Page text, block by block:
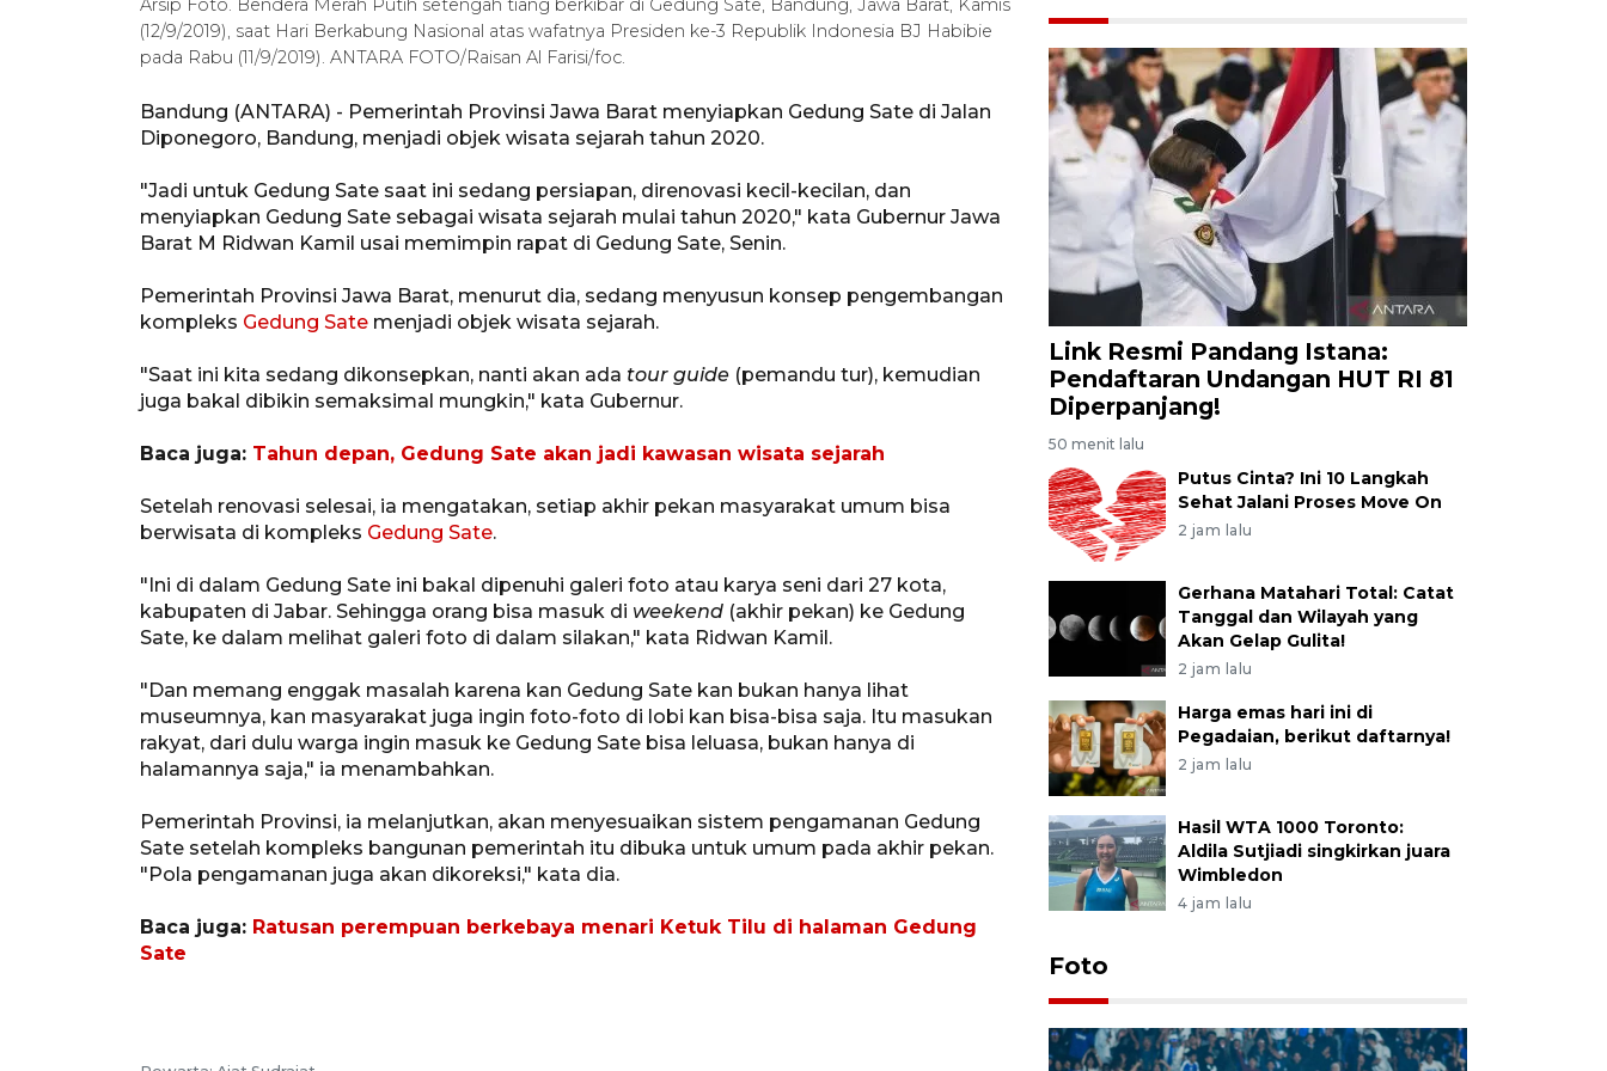
Arsip Foto. Bendera Merah Putih setengah tiang berkibar di Gedung Sate, Bandung, Jawa Barat, Kamis
(12/9/2019), saat Hari Berkabung Nasional atas wafatnya Presiden ke-3 Republik Indonesia BJ Habibie
pada Rabu (11/9/2019). ANTARA FOTO/Raisan Al Farisi/foc.
Bandung (ANTARA) - Pemerintah Provinsi Jawa Barat menyiapkan Gedung Sate di Jalan
Diponegoro, Bandung, menjadi objek wisata sejarah tahun 2020.
"Jadi untuk Gedung Sate saat ini sedang persiapan, direnovasi kecil-kecilan, dan
menyiapkan Gedung Sate sebagai wisata sejarah mulai tahun 2020," kata Gubernur Jawa
Barat M Ridwan Kamil usai memimpin rapat di Gedung Sate, Senin.
Pemerintah Provinsi Jawa Barat, menurut dia, sedang menyusun konsep pengembangan
kompleks Gedung Sate menjadi objek wisata sejarah.
"Saat ini kita sedang dikonsepkan, nanti akan ada tour guide (pemandu tur), kemudian
juga bakal dibikin semaksimal mungkin," kata Gubernur.
Baca juga: Tahun depan, Gedung Sate akan jadi kawasan wisata sejarah
Setelah renovasi selesai, ia mengatakan, setiap akhir pekan masyarakat umum bisa
berwisata di kompleks Gedung Sate.
"Ini di dalam Gedung Sate ini bakal dipenuhi galeri foto atau karya seni dari 27 kota,
kabupaten di Jabar. Sehingga orang bisa masuk di weekend (akhir pekan) ke Gedung
Sate, ke dalam melihat galeri foto di dalam silakan," kata Ridwan Kamil.
"Dan memang enggak masalah karena kan Gedung Sate kan bukan hanya lihat
museumnya, kan masyarakat juga ingin foto-foto di lobi kan bisa-bisa saja. Itu masukan
rakyat, dari dulu warga ingin masuk ke Gedung Sate bisa leluasa, bukan hanya di
halamannya saja," ia menambahkan.
Pemerintah Provinsi, ia melanjutkan, akan menyesuaikan sistem pengamanan Gedung
Sate setelah kompleks bangunan pemerintah itu dibuka untuk umum pada akhir pekan.
"Pola pengamanan juga akan dikoreksi," kata dia.
Baca juga: Ratusan perempuan berkebaya menari Ketuk Tilu di halaman Gedung
Sate
Link Resmi Pandang Istana:
Pendaftaran Undangan HUT RI 81
Diperpanjang!
50 menit lalu
Putus Cinta? Ini 10 Langkah
Sehat Jalani Proses Move On
2 jam lalu
Gerhana Matahari Total: Catat
Tanggal dan Wilayah yang
Akan Gelap Gulita!
2 jam lalu
Harga emas hari ini di
Pegadaian, berikut daftarnya!
2 jam lalu
Hasil WTA 1000 Toronto:
Aldila Sutjiadi singkirkan juara
Wimbledon
4 jam lalu
Foto